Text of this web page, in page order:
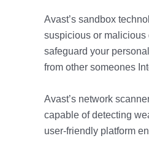
Avast’s sandbox
suspicious or malicious
safeguard your
from other someones
Avast’s network
capable of detecting
user-friendly platform